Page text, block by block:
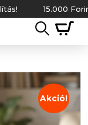
15.000 Forint
Akció!